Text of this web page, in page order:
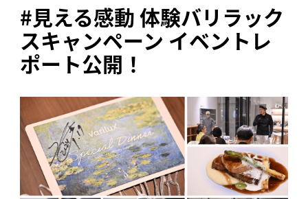
企業情報 Company
採用に関する情報 Careers
お問い合わせ Contact
#見える感動 体験バリラック
スキャンペーン イベントレ
ポート公開！